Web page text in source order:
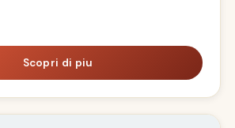
Scopri di piu